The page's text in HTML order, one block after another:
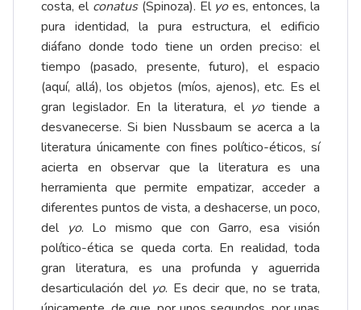
costa, el conatus(Spinoza). El yoes, entonces, la
pura identidad, la pura estructura, el edificio
diáfano donde todo tiene un orden preciso: el
tiempo (pasado, presente, futuro), el espacio
(aquí, allá), los objetos (míos, ajenos), etc. Es el
gran legislador. En la literatura, el yotiende a
desvanecerse. Si bien Nussbaum se acerca a la
literatura únicamente con fines político-éticos, sí
acierta en observar que la literatura es una
herramienta que permite empatizar, acceder a
diferentes puntos de vista, a deshacerse, un poco,
del yo. Lo mismo que con Garro, esa visión
político-ética se queda corta. En realidad, toda
gran literatura, es una profunda y aguerrida
desarticulación del yo. Es decir que, no se trata,